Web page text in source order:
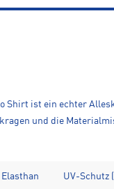
ist ein echter
und die
Elasthan UV-Schutz